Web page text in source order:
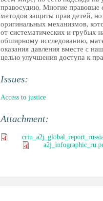
правосудию. Многие правовые
методов защиты прав детей,
оригинальных механизмов,
от систематических и грубых
обширному исследованию,
оказания давления вместе с
целью улучшения доступа к
Issues:
Access to justice
Attachment: